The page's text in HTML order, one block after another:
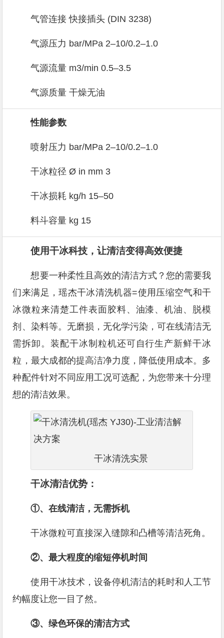
气管连接 快接插头 (DIN 3238)
气源压力 bar/MPa 2–10/0.2–1.0
气源流量 m3/min 0.5–3.5
气源质量 干燥无油
性能参数
喷射压力 bar/MPa 2–10/0.2–1.0
干冰粒径 Ø in mm 3
干冰损耗 kg/h 15–50
料斗容量 kg 15
使用干冰科技，让清洁变得高效便捷
想要一种柔性且高效的清洁方式？您的需要我
们来满足，瑶杰干冰清洗机器=使用压缩空气和干
冰微粒来清楚工件表面胶料、油漆、机油、脱模
剂、染料等。无磨损，无化学污染，可在线清洁无
需拆卸。装配干冰制粒机还可自行生产新鲜干冰
粒，最大成都的提高洁净力度，降低使用成本。多
种配件针对不同应用工况可选配，为您带来十分理
想的清洁效果。
干冰清洗实景
干冰清洁优势：
①、在线清洁，无需拆机
干冰微粒可直接深入缝隙和凸槽等清洁死角。
②、最大程度的缩短停机时间
使用干冰技术，设备停机清洁的耗时和人工节
约幅度让您一目了然。
③、绿色环保的清洁方式